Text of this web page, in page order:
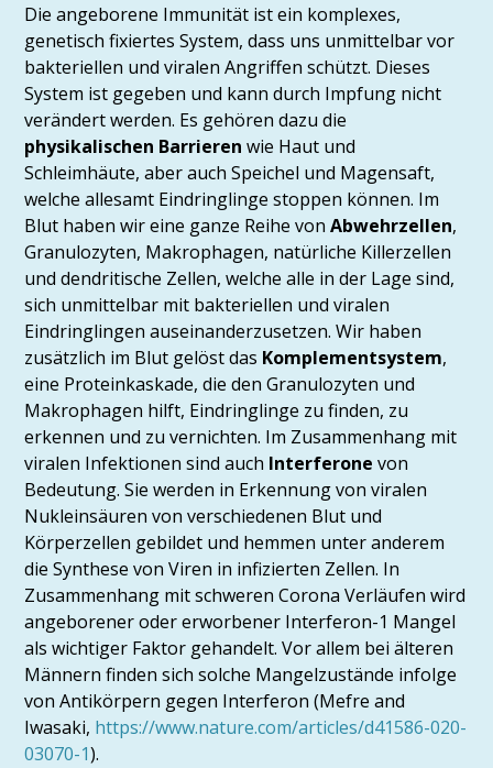
Die angeborene Immunität ist ein komplexes,
genetisch fixiertes System, dass uns unmittelbar vor
bakteriellen und viralen Angriffen schützt. Dieses
System ist gegeben und kann durch Impfung nicht
verändert werden. Es gehören dazu die
physikalischen Barrieren wie Haut und
Schleimhäute, aber auch Speichel und Magensaft,
welche allesamt Eindringlinge stoppen können. Im
Blut haben wir eine ganze Reihe vonAbwehrzellen,
Granulozyten, Makrophagen, natürliche Killerzellen
und dendritische Zellen, welche alle in der Lage sind,
sich unmittelbar mit bakteriellen und viralen
Eindringlingen auseinanderzusetzen. Wir haben
zusätzlich im Blut gelöst das Komplementsystem,
eine Proteinkaskade, die den Granulozyten und
Makrophagen hilft, Eindringlinge zu finden, zu
erkennen und zu vernichten. Im Zusammenhang mit
viralen Infektionen sind auch Interferone von
Bedeutung. Sie werden in Erkennung von viralen
Nukleinsäuren von verschiedenen Blut und
Körperzellen gebildet und hemmen unter anderem
die Synthese von Viren in infizierten Zellen. In
Zusammenhang mit schweren Corona Verläufen wird
angeborener oder erworbener Interferon-1 Mangel
als wichtiger Faktor gehandelt. Vor allem bei älteren
Männern finden sich solche Mangelzustände infolge
von Antikörpern gegen Interferon (Mefre and
Iwasaki, https://www.nature.com/articles/d41586-020-
03070-1).